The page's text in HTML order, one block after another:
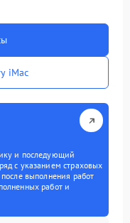
iMac
и последующий
с указанием страховых
выполнения работ
работ и